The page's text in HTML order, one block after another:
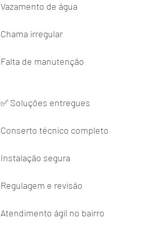
Vazamento de água
Chama irregular
Falta de manutenção
✅ Soluções entregues
Conserto técnico completo
Instalação segura
Regulagem e revisão
Atendimento ágil no bairro